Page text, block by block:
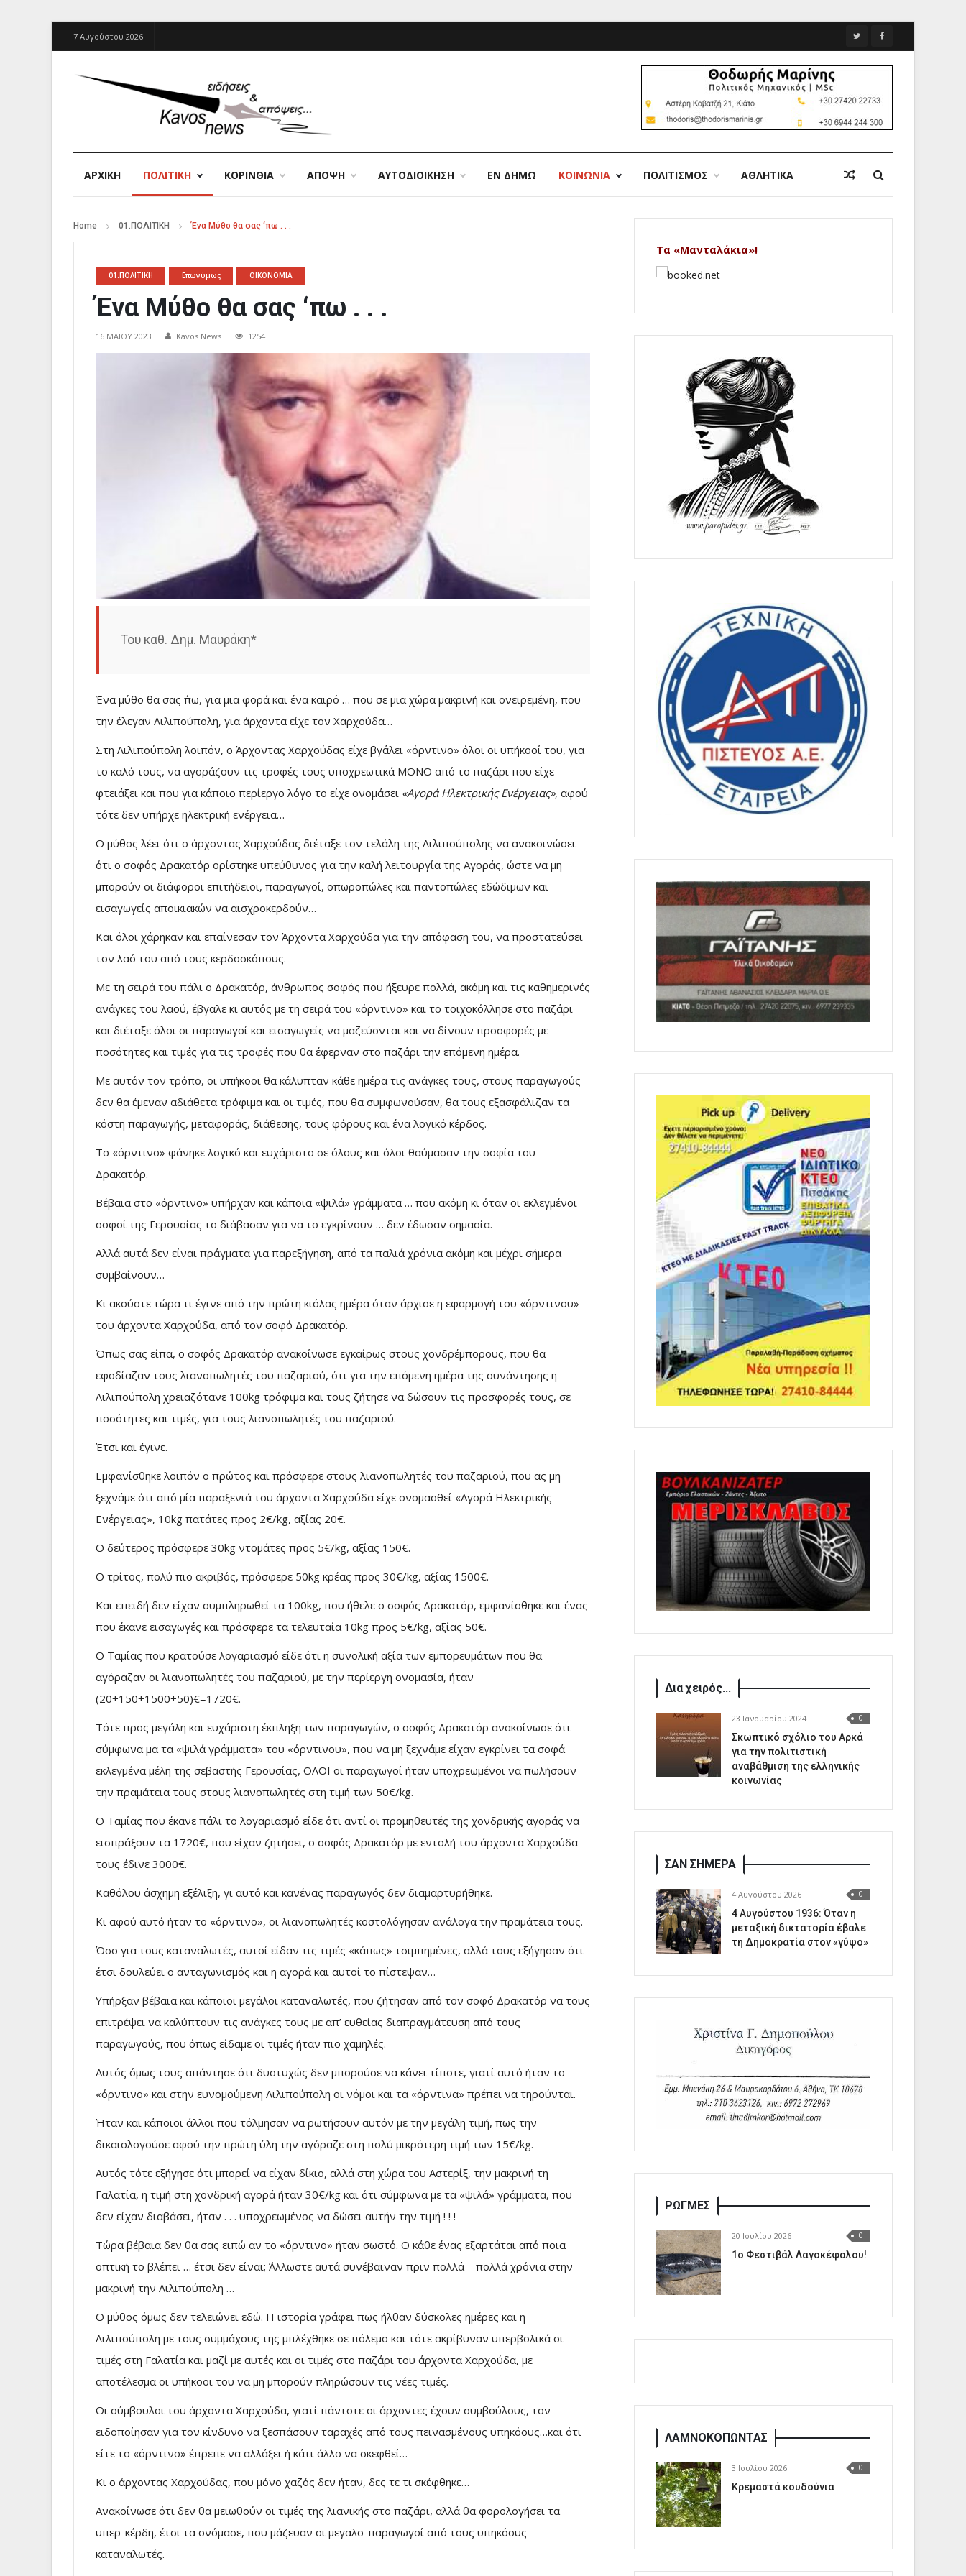
7 Αυγούστου 2026
ΑΡΧΙΚΉ ΠΟΛΙΤΙΚΗ ΚΟΡΙΝΘΙΑ ΑΠΟΨΗ ΑΥΤΟΔΙΟΙΚΗΣΗ ΕΝ ΔΗΜΩ ΚΟΙΝΩΝΙΑ ΠΟΛΙΤΙΣΜΟΣ ΑΘΛΗΤΙΚΑ
Home 01.ΠΟΛΙΤΙΚΗ Ένα Μύθο θα σας ‘πω . . .
01.ΠΟΛΙΤΙΚΗ Επωνύμως ΟΙΚΟΝΟΜΙΑ
Ένα Μύθο θα σας ‘πω . . .
16 ΜΑΪ́ΟΥ 2023 Kavos News 1254
Του καθ. Δημ. Μαυράκη*
Ένα μύθο θα σας ΄πω, για μια φορά και ένα καιρό … που σε μια χώρα μακρινή και ονειρεμένη, που
την έλεγαν Λιλιπούπολη, για άρχοντα είχε τον Χαρχούδα…
Στη Λιλιπούπολη λοιπόν, ο Άρχοντας Χαρχούδας είχε βγάλει «όρντινο» όλοι οι υπήκοοί του, για
το καλό τους, να αγοράζουν τις τροφές τους υποχρεωτικά ΜΟΝΟ από το παζάρι που είχε
φτειάξει και που για κάποιο περίεργο λόγο το είχε ονομάσει «Αγορά Ηλεκτρικής Ενέργειας», αφού
τότε δεν υπήρχε ηλεκτρική ενέργεια…
Ο μύθος λέει ότι ο άρχοντας Χαρχούδας διέταξε τον τελάλη της Λιλιπούπολης να ανακοινώσει
ότι ο σοφός Δρακατόρ ορίστηκε υπεύθυνος για την καλή λειτουργία της Αγοράς, ώστε να μη
μπορούν οι διάφοροι επιτήδειοι, παραγωγοί, οπωροπώλες και παντοπώλες εδώδιμων και
εισαγωγείς αποικιακών να αισχροκερδούν…
Και όλοι χάρηκαν και επαίνεσαν τον Άρχοντα Χαρχούδα για την απόφαση του, να προστατεύσει
τον λαό του από τους κερδοσκόπους.
Με τη σειρά του πάλι ο Δρακατόρ, άνθρωπος σοφός που ήξευρε πολλά, ακόμη και τις καθημερινές
ανάγκες του λαού, έβγαλε κι αυτός με τη σειρά του «όρντινο» και το τοιχοκόλλησε στο παζάρι
και διέταξε όλοι οι παραγωγοί και εισαγωγείς να μαζεύονται και να δίνουν προσφορές με
ποσότητες και τιμές για τις τροφές που θα έφερναν στο παζάρι την επόμενη ημέρα.
Με αυτόν τον τρόπο, οι υπήκοοι θα κάλυπταν κάθε ημέρα τις ανάγκες τους, στους παραγωγούς
δεν θα έμεναν αδιάθετα τρόφιμα και οι τιμές, που θα συμφωνούσαν, θα τους εξασφάλιζαν τα
κόστη παραγωγής, μεταφοράς, διάθεσης, τους φόρους και ένα λογικό κέρδος.
Το «όρντινο» φάνηκε λογικό και ευχάριστο σε όλους και όλοι θαύμασαν την σοφία του
Δρακατόρ.
Βέβαια στο «όρντινο» υπήρχαν και κάποια «ψιλά» γράμματα … που ακόμη κι όταν οι εκλεγμένοι
σοφοί της Γερουσίας το διάβασαν για να το εγκρίνουν … δεν έδωσαν σημασία.
Αλλά αυτά δεν είναι πράγματα για παρεξήγηση, από τα παλιά χρόνια ακόμη και μέχρι σήμερα
συμβαίνουν…
Κι ακούστε τώρα τι έγινε από την πρώτη κιόλας ημέρα όταν άρχισε η εφαρμογή του «όρντινου»
του άρχοντα Χαρχούδα, από τον σοφό Δρακατόρ.
Όπως σας είπα, ο σοφός Δρακατόρ ανακοίνωσε εγκαίρως στους χονδρέμπορους, που θα
εφοδίαζαν τους λιανοπωλητές του παζαριού, ότι για την επόμενη ημέρα της συνάντησης η
Λιλιπούπολη χρειαζότανε 100kg τρόφιμα και τους ζήτησε να δώσουν τις προσφορές τους, σε
ποσότητες και τιμές, για τους λιανοπωλητές του παζαριού.
Έτσι και έγινε.
Εμφανίσθηκε λοιπόν ο πρώτος και πρόσφερε στους λιανοπωλητές του παζαριού, που ας μη
ξεχνάμε ότι από μία παραξενιά του άρχοντα Χαρχούδα είχε ονομασθεί «Αγορά Ηλεκτρικής
Ενέργειας», 10kg πατάτες προς 2€/kg, αξίας 20€.
Ο δεύτερος πρόσφερε 30kg ντομάτες προς 5€/kg, αξίας 150€.
Ο τρίτος, πολύ πιο ακριβός, πρόσφερε 50kg κρέας προς 30€/kg, αξίας 1500€.
Και επειδή δεν είχαν συμπληρωθεί τα 100kg, που ήθελε ο σοφός Δρακατόρ, εμφανίσθηκε και ένας
που έκανε εισαγωγές και πρόσφερε τα τελευταία 10kg προς 5€/kg, αξίας 50€.
Ο Ταμίας που κρατούσε λογαριασμό είδε ότι η συνολική αξία των εμπορευμάτων που θα
αγόραζαν οι λιανοπωλητές του παζαριού, με την περίεργη ονομασία, ήταν
(20+150+1500+50)€=1720€.
Τότε προς μεγάλη και ευχάριστη έκπληξη των παραγωγών, ο σοφός Δρακατόρ ανακοίνωσε ότι
σύμφωνα μα τα «ψιλά γράμματα» του «όρντινου», που να μη ξεχνάμε είχαν εγκρίνει τα σοφά
εκλεγμένα μέλη της σεβαστής Γερουσίας, ΟΛΟΙ οι παραγωγοί ήταν υποχρεωμένοι να πωλήσουν
την πραμάτεια τους στους λιανοπωλητές στη τιμή των 50€/kg.
Ο Ταμίας που έκανε πάλι το λογαριασμό είδε ότι αντί οι προμηθευτές της χονδρικής αγοράς να
εισπράξουν τα 1720€, που είχαν ζητήσει, ο σοφός Δρακατόρ με εντολή του άρχοντα Χαρχούδα
τους έδινε 3000€.
Καθόλου άσχημη εξέλιξη, γι αυτό και κανένας παραγωγός δεν διαμαρτυρήθηκε.
Κι αφού αυτό ήταν το «όρντινο», οι λιανοπωλητές κοστολόγησαν ανάλογα την πραμάτεια τους.
Όσο για τους καταναλωτές, αυτοί είδαν τις τιμές «κάπως» τσιμπημένες, αλλά τους εξήγησαν ότι
έτσι δουλεύει ο ανταγωνισμός και η αγορά και αυτοί το πίστεψαν…
Υπήρξαν βέβαια και κάποιοι μεγάλοι καταναλωτές, που ζήτησαν από τον σοφό Δρακατόρ να τους
επιτρέψει να καλύπτουν τις ανάγκες τους με απ’ ευθείας διαπραγμάτευση από τους
παραγωγούς, που όπως είδαμε οι τιμές ήταν πιο χαμηλές.
Αυτός όμως τους απάντησε ότι δυστυχώς δεν μπορούσε να κάνει τίποτε, γιατί αυτό ήταν το
«όρντινο» και στην ευνομούμενη Λιλιπούπολη οι νόμοι και τα «όρντινα» πρέπει να τηρούνται.
Ήταν και κάποιοι άλλοι που τόλμησαν να ρωτήσουν αυτόν με την μεγάλη τιμή, πως την
δικαιολογούσε αφού την πρώτη ύλη την αγόραζε στη πολύ μικρότερη τιμή των 15€/kg.
Αυτός τότε εξήγησε ότι μπορεί να είχαν δίκιο, αλλά στη χώρα του Αστερίξ, την μακρινή τη
Γαλατία, η τιμή στη χονδρική αγορά ήταν 30€/kg και ότι σύμφωνα με τα «ψιλά» γράμματα, που
δεν είχαν διαβάσει, ήταν . . . υποχρεωμένος να δώσει αυτήν την τιμή ! ! !
Τώρα βέβαια δεν θα σας ειπώ αν το «όρντινο» ήταν σωστό. Ο κάθε ένας εξαρτάται από ποια
οπτική το βλέπει … έτσι δεν είναι; ΄Άλλωστε αυτά συνέβαιναν πριν πολλά – πολλά χρόνια στην
μακρινή την Λιλιπούπολη …
Ο μύθος όμως δεν τελειώνει εδώ. Η ιστορία γράφει πως ήλθαν δύσκολες ημέρες και η
Λιλιπούπολη με τους συμμάχους της μπλέχθηκε σε πόλεμο και τότε ακρίβυναν υπερβολικά οι
τιμές στη Γαλατία και μαζί με αυτές και οι τιμές στο παζάρι του άρχοντα Χαρχούδα, με
αποτέλεσμα οι υπήκοοι του να μη μπορούν πληρώσουν τις νέες τιμές.
Οι σύμβουλοι του άρχοντα Χαρχούδα, γιατί πάντοτε οι άρχοντες έχουν συμβούλους, τον
ειδοποίησαν για τον κίνδυνο να ξεσπάσουν ταραχές από τους πεινασμένους υπηκόους…και ότι
είτε το «όρντινο» έπρεπε να αλλάξει ή κάτι άλλο να σκεφθεί…
Κι ο άρχοντας Χαρχούδας, που μόνο χαζός δεν ήταν, δες τε τι σκέφθηκε…
Ανακοίνωσε ότι δεν θα μειωθούν οι τιμές της λιανικής στο παζάρι, αλλά θα φορολογήσει τα
υπερ-κέρδη, έτσι τα ονόμασε, που μάζευαν οι μεγαλο-παραγωγοί από τους υπηκόους –
καταναλωτές.
Τα «Μανταλάκια»!
Δια χειρός...
23 Ιανουαρίου 2024 0
Σκωπτικό σχόλιο του Αρκά
για την πολιτιστική
αναβάθμιση της ελληνικής
κοινωνίας
ΣΑΝ ΣΗΜΕΡΑ
4 Αυγούστου 2026 0
4 Αυγούστου 1936: Όταν η
μεταξική δικτατορία έβαλε
τη Δημοκρατία στον «γύψο»
ΡΩΓΜΕΣ
20 Ιουλίου 2026 0
1o Φεστιβάλ Λαγοκέφαλου!
ΛΑΜΝΟΚΟΠΩΝΤΑΣ
3 Ιουλίου 2026 0
Κρεμαστά κουδούνια